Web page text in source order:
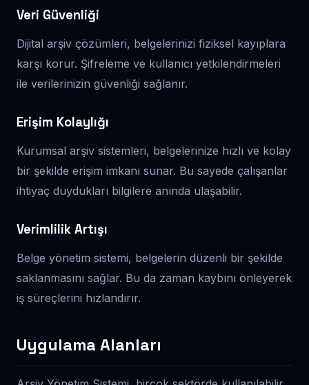
Veri Güvenliği
Dijital arşiv çözümleri, belgelerinizi fiziksel kayıplara
karşı korur. Şifreleme ve kullanıcı yetkilendirmeleri
ile verilerinizin güvenliği sağlanır.
Erişim Kolaylığı
Kurumsal arşiv sistemleri, belgelerinize hızlı ve kolay
bir şekilde erişim imkanı sunar. Bu sayede çalışanlar
ihtiyaç duydukları bilgilere anında ulaşabilir.
Verimlilik Artışı
Belge yönetim sistemi, belgelerin düzenli bir şekilde
saklanmasını sağlar. Bu da zaman kaybını önleyerek
iş süreçlerini hızlandırır.
Uygulama Alanları